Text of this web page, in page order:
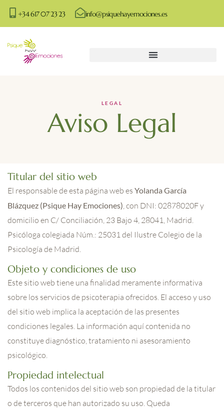
+34 617 07 23 23 info@psiquehayemociones.es
LEGAL
Aviso Legal
Titular del sitio web
El responsable de esta página web es Yolanda García
Blázquez (Psique Hay Emociones) , con DNI: 02878020F y
domicilio en C/ Conciliación, 23 Bajo 4, 28041, Madrid.
Psicóloga colegiada Núm.: 25031 del Ilustre Colegio de la
Psicología de Madrid.
Objeto y condiciones de uso
Este sitio web tiene una finalidad meramente informativa
sobre los servicios de psicoterapia ofrecidos. El acceso y uso
del sitio web implica la aceptación de las presentes
condiciones legales. La información aquí contenida no
constituye diagnóstico, tratamiento ni asesoramiento
psicológico.
Propiedad intelectual
Todos los contenidos del sitio web son propiedad de la titular
o de terceros que han autorizado su uso. Queda